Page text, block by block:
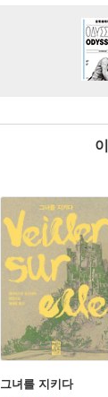
그녀를 지키다